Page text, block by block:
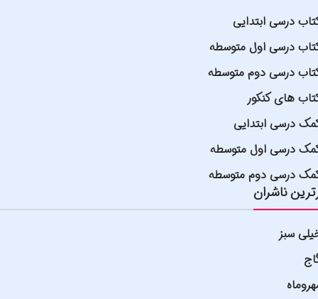
درسی ابتدایی
درسی اول متوسطه
درسی دوم متوسطه
های کنکور
درسی ابتدایی
درسی اول متوسطه
درسی دوم متوسطه
ناشران
سبز